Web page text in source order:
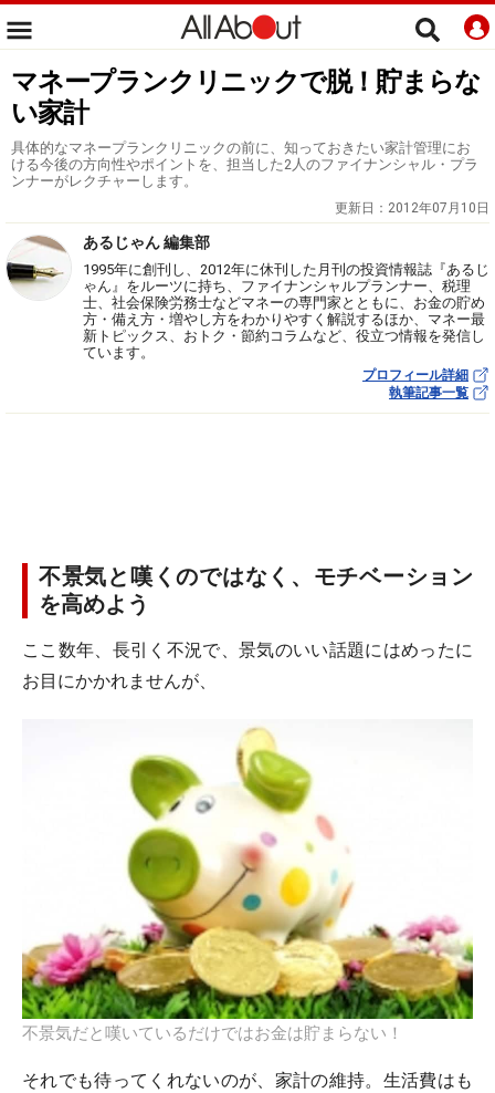
マネープランクリニックで脱！貯まらな
い家計
具体的なマネープランクリニックの前に、知っておきたい家計管理にお
ける今後の方向性やポイントを、担当した2人のファイナンシャル・プラ
ンナーがレクチャーします。
更新日： 2012年07月10日
あるじゃん 編集部
1995年に創刊し、2012年に休刊した月刊の投資情報誌『あるじ
ゃん』をルーツに持ち、ファイナンシャルプランナー、税理
士、社会保険労務士などマネーの専門家とともに、お金の貯め
方・備え方・増やし方をわかりやすく解説するほか、マネー最
新トピックス、おトク・節約コラムなど、役立つ情報を発信し
ています。
プロフィール詳細
執筆記事一覧
不景気と嘆くのではなく、モチベーション
を高めよう
ここ数年、長引く不況で、景気のいい話題にはめったに
お目にかかれませんが、
不景気だと嘆いているだけではお金は貯まらない！
それでも待ってくれないのが、家計の維持。生活費はも